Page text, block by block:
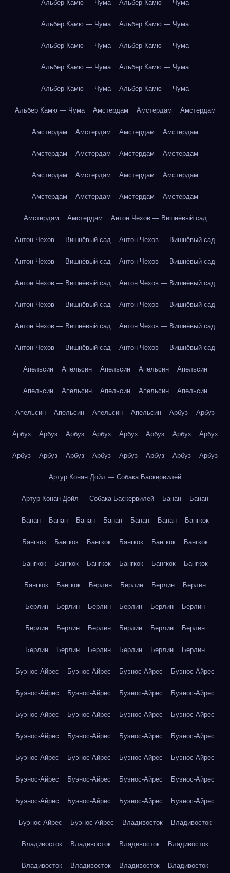
Альбер Камю — Чума Альбер Камю — Чума
Альбер Камю — Чума Альбер Камю — Чума
Альбер Камю — Чума Альбер Камю — Чума
Альбер Камю — Чума Альбер Камю — Чума
Альбер Камю — Чума Альбер Камю — Чума
Альбер Камю — Чума Амстердам Амстердам Амстердам
Амстердам Амстердам Амстердам Амстердам
Амстердам Амстердам Амстердам Амстердам
Амстердам Амстердам Амстердам Амстердам
Амстердам Амстердам Амстердам Амстердам
Амстердам Амстердам Антон Чехов — Вишнёвый сад
Антон Чехов — Вишнёвый сад Антон Чехов — Вишнёвый сад
Антон Чехов — Вишнёвый сад Антон Чехов — Вишнёвый сад
Антон Чехов — Вишнёвый сад Антон Чехов — Вишнёвый сад
Антон Чехов — Вишнёвый сад Антон Чехов — Вишнёвый сад
Антон Чехов — Вишнёвый сад Антон Чехов — Вишнёвый сад
Антон Чехов — Вишнёвый сад Антон Чехов — Вишнёвый сад
Апельсин Апельсин Апельсин Апельсин Апельсин
Апельсин Апельсин Апельсин Апельсин Апельсин
Апельсин Апельсин Апельсин Апельсин Арбуз Арбуз
Арбуз Арбуз Арбуз Арбуз Арбуз Арбуз Арбуз Арбуз
Арбуз Арбуз Арбуз Арбуз Арбуз Арбуз Арбуз Арбуз
Артур Конан Дойл — Собака Баскервилей
Артур Конан Дойл — Собака Баскервилей Банан Банан
Банан Банан Банан Банан Банан Банан Бангкок
Бангкок Бангкок Бангкок Бангкок Бангкок Бангкок
Бангкок Бангкок Бангкок Бангкок Бангкок Бангкок
Бангкок Бангкок Берлин Берлин Берлин Берлин
Берлин Берлин Берлин Берлин Берлин Берлин
Берлин Берлин Берлин Берлин Берлин Берлин
Берлин Берлин Берлин Берлин Берлин Берлин
Буэнос-Айрес Буэнос-Айрес Буэнос-Айрес Буэнос-Айрес
Буэнос-Айрес Буэнос-Айрес Буэнос-Айрес Буэнос-Айрес
Буэнос-Айрес Буэнос-Айрес Буэнос-Айрес Буэнос-Айрес
Буэнос-Айрес Буэнос-Айрес Буэнос-Айрес Буэнос-Айрес
Буэнос-Айрес Буэнос-Айрес Буэнос-Айрес Буэнос-Айрес
Буэнос-Айрес Буэнос-Айрес Буэнос-Айрес Буэнос-Айрес
Буэнос-Айрес Буэнос-Айрес Буэнос-Айрес Буэнос-Айрес
Буэнос-Айрес Буэнос-Айрес Владивосток Владивосток
Владивосток Владивосток Владивосток Владивосток
Владивосток Владивосток Владивосток Владивосток